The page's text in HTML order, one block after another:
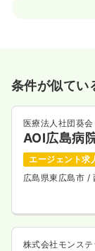
条件が似てい
医療法人社団葵会
AOI広島病
エージェント求
広島県東広島市 /
株式会社モンステ